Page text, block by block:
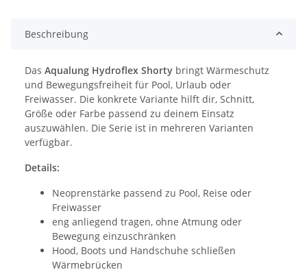
Beschreibung
Das Aqualung Hydroflex Shorty bringt Wärmeschutz
und Bewegungsfreiheit für Pool, Urlaub oder
Freiwasser. Die konkrete Variante hilft dir, Schnitt,
Größe oder Farbe passend zu deinem Einsatz
auszuwählen. Die Serie ist in mehreren Varianten
verfügbar.
Details:
Neoprenstärke passend zu Pool, Reise oder
Freiwasser
eng anliegend tragen, ohne Atmung oder
Bewegung einzuschränken
Hood, Boots und Handschuhe schließen
Wärmebrücken